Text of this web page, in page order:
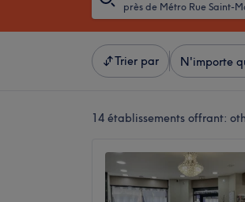
près de Métro Rue Saint-
Trier par N'importe
14 établissements offrant: